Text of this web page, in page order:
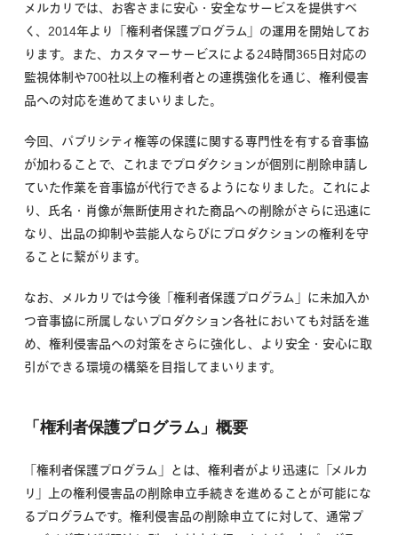
メルカリでは、お客さまに安心・安全なサービスを提供すべ
く、2014年より「権利者保護プログラム」の運用を開始してお
ります。また、カスタマーサービスによる24時間365日対応の
監視体制や700社以上の権利者との連携強化を通じ、権利侵害
品への対応を進めてまいりました。
今回、パブリシティ権等の保護に関する専門性を有する音事協
が加わることで、これまでプロダクションが個別に削除申請し
ていた作業を音事協が代行できるようになりました。これによ
り、氏名・肖像が無断使用された商品への削除がさらに迅速に
なり、出品の抑制や芸能人ならびにプロダクションの権利を守
ることに繋がります。
なお、メルカリでは今後「権利者保護プログラム」に未加入か
つ音事協に所属しないプロダクション各社においても対話を進
め、権利侵害品への対策をさらに強化し、より安全・安心に取
引ができる環境の構築を目指してまいります。
「権利者保護プログラム」概要
「権利者保護プログラム」とは、権利者がより迅速に「メルカ
リ」上の権利侵害品の削除申立手続きを進めることが可能にな
るプログラムです。権利侵害品の削除申立てに対して、通常プ